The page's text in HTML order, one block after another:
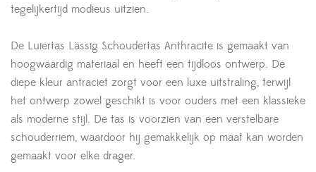
tegelijkertijd modieus uitzien.
De Luiertas Lässig Schoudertas Anthracite is gemaakt van
hoogwaardig materiaal en heeft een tijdloos ontwerp. De
diepe kleur antraciet zorgt voor een luxe uitstraling, terwijl
het ontwerp zowel geschikt is voor ouders met een klassieke
als moderne stijl. De tas is voorzien van een verstelbare
schouderriem, waardoor hij gemakkelijk op maat kan worden
gemaakt voor elke drager.